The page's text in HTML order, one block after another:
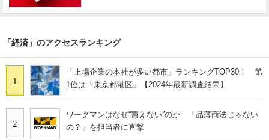
「経済」のアクセスランキング
1
「上場企業の本社が多い都市」ランキングTOP30！ 第
1位は「東京都港区」【2024年最新調査結果】
2
ワークマンはなぜ“買えない”のか 「品薄商法じゃない
の？」を担当者に直撃